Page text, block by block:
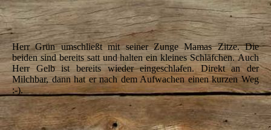
IMG_5473
Herr Grün umschließt mit seiner Zunge Mamas Zitze.Die
beiden sind bereits satt und halten ein kleines Schläfchen.Auch
Herr Gelb ist bereits wieder eingeschlafen. Direkt an der
Milchbar,dann hat er nach dem Aufwachen einen kurzen Weg
:-).